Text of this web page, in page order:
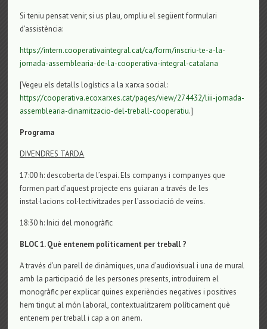
Si teniu pensat venir, si us plau, ompliu el següent formulari
d’assistència:
https://intern.cooperativaintegral.cat/ca/form/inscriu-te-a-la-
jornada-assemblearia-de-la-cooperativa-integral-catalana
[Vegeu els detalls logístics a la xarxa social:
https://cooperativa.ecoxarxes.cat/pages/view/274432/liii-jornada-
assemblearia-dinamitzacio-del-treball-cooperatiu.]
Programa
DIVENDRES TARDA
17:00 h: descoberta de l’espai. Els companys i companyes que
formen part d’aquest projecte ens guiaran a través de les
instal·lacions col·lectivitzades per l’associació de veïns.
18:30 h: Inici del monogràfic
BLOC 1. Què entenem políticament per treball ?
A través d’un parell de dinàmiques, una d’audiovisual i una de mural
amb la participació de les persones presents, introduirem el
monogràfic per explicar quines experiències negatives i positives
hem tingut al món laboral, contextualitzarem políticament què
entenem per treball i cap a on anem.